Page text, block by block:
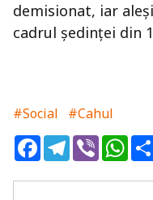
demisionat, iar
cadrul şedinţei din
#Social
#Cahul
FacebookTelegram
Viber